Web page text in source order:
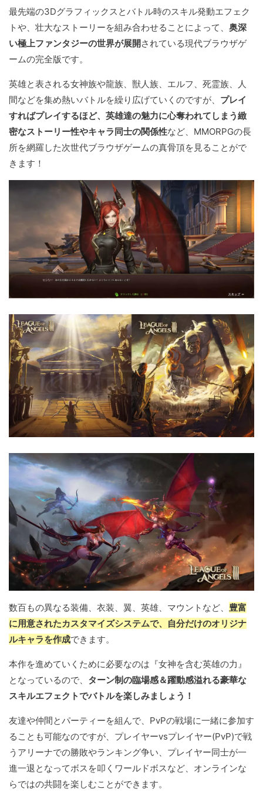
最先端の3Dグラフィックスとバトル時のスキル発動エフェク
トや、壮大なストーリーを組み合わせることによって、 奥深
い極上ファンタジーの世界が展開 されている現代ブラウザゲ
ームの完全版です。
英雄と表される女神族や龍族、獣人族、エルフ、死霊族、人
間などを集め熱いバトルを繰り広げていくのですが、 プレイ
すればプレイするほど、英雄達の魅力に心奪われてしまう緻
密なストーリー性やキャラ同士の関係性など、MMORPGの長
所を網羅した次世代ブラウザゲームの真骨頂を見ることがで
きます！
数百もの異なる装備、衣装、翼、英雄、マウントなど、 豊富
に用意されたカスタマイズシステムで、自分だけのオリジナ
ルキャラを作成できます。
本作を進めていくために必要なのは『女神を含む英雄の力』
となっているので、 ターン制の臨場感＆躍動感溢れる豪華な
スキルエフェクトでバトルを楽しみましょう！
友達や仲間とパーティーを組んで、PvPの戦場に一緒に参加す
ることも可能なのですが、プレイヤーvsプレイヤー(PvP)で戦
うアリーナでの勝敗やランキング争い、プレイヤー同士が一
進一退となってボスを叩くワールドボスなど、オンラインな
らではの共闘を楽しむことができます。